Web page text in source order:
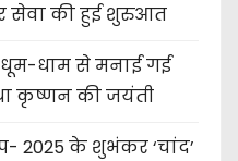
सेवा की हुई शुरुआत
धाम से मनाई गई
कृष्णन की जयंती
2025 के शुभंकर ‘चांद’